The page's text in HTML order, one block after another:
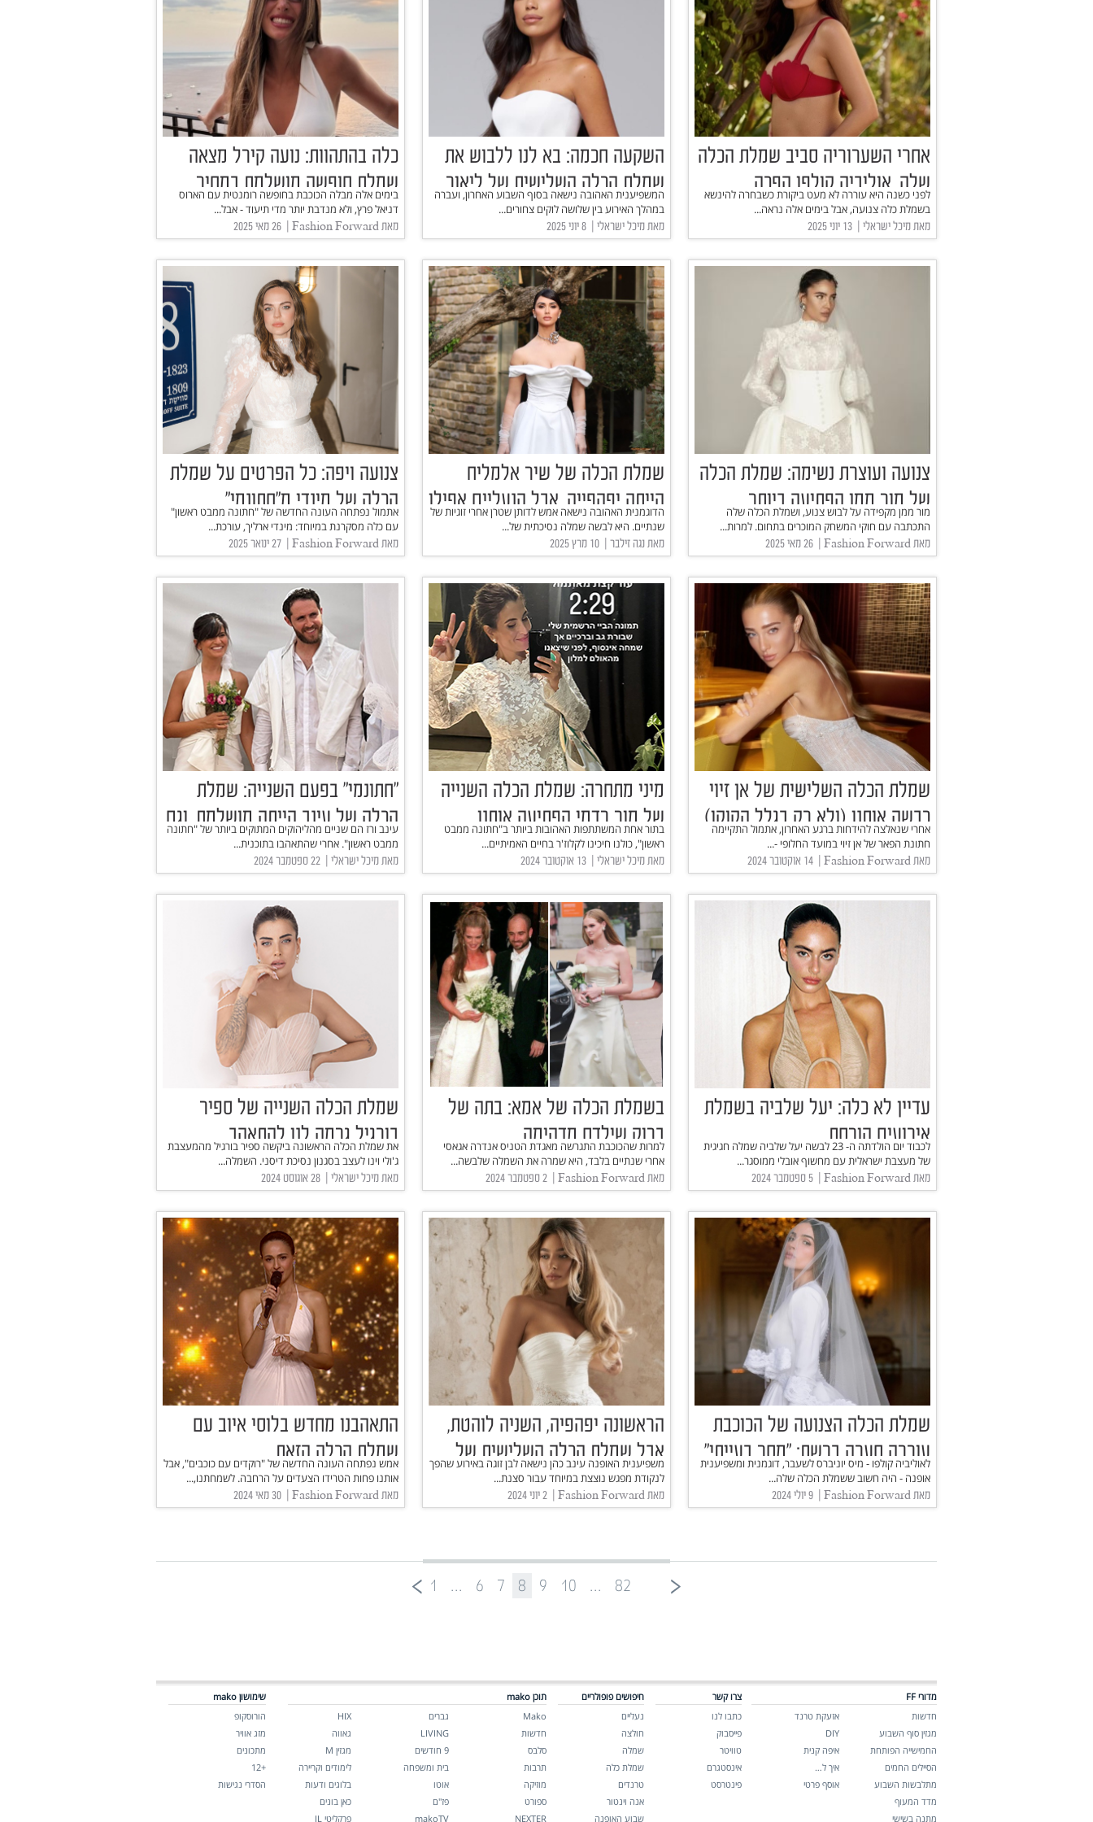
אחרי השערוריה סביב שמלת הכלה
שלה, אוליביה קולפו הפכה
להריונית החמה באינטרנט
לפני כשנה היא עוררה לא מעט ביקורת כשבחרה להינשא
בשמלת כלה צנועה, אבל בימים אלה נראה...
מאת מיכל ישראלי | ‏ 13 יוני 2025
השקעה חכמה: בא לנו ללבוש את
שמלת הכלה השלישית של ליאור
קוקה כל יום בשנה
המשפיענית האהובה נישאה בסוף השבוע האחרון, ועברה
במהלך האירוע בין שלושה לוקים צחורים...
מאת מיכל ישראלי | ‏ 8 יוני 2025
כלה בהתהוות: נועה קירל מצאה
שמלת חופשה מושלמת במחיר
סופר נגיש
בימים אלה מבלה הכוכבת בחופשה רומנטית עם הארוס
דניאל פרץ, ולא מנדבת יותר מדי תיעוד - אבל...
מאת Fashion Forward | ‏ 26 מאי 2025
צנועה ועוצרת נשימה: שמלת הכלה
של מור ממן הפתיעה ביותר
מור ממן מקפידה על לבוש צנוע, ושמלת הכלה שלה
התכתבה עם חוקי המשחק המוכרים בתחום. למרות...
מאת Fashion Forward | ‏ 26 מאי 2025
שמלת הכלה של שיר אלמליח
הייתה יפהפייה, אבל הנעליים אפילו
יותר
הדוגמנית האהובה נישאה אמש לדותן שטרן אחרי זוגיות של
שנתיים. היא לבשה שמלה נסיכתית של...
מאת נגה זילבר | ‏ 10 מרץ 2025
צנועה ויפה: כל הפרטים על שמלת
הכלה של מינדי מ"חתונמי"
אתמול נפתחה העונה החדשה של "חתונה ממבט ראשון"
עם כלה מסקרנת במיוחד: מינדי ארליך, עורכת...
מאת Fashion Forward | ‏ 27 ינואר 2025
שמלת הכלה השלישית של אן זיוי
כבשה אותנו (ולא רק בגלל הקוקו)
אחרי שנאלצה להידחות ברגע האחרון, אתמול התקיימה
חתונת הפאר של אן זיוי במועד החלופי -...
מאת Fashion Forward | ‏ 14 אוקטובר 2024
מיני מתחרה: שמלת הכלה השנייה
של מור רדמי הפתיעה אותנו
בתור אחת המשתתפות האהובות ביותר ב"חתונה ממבט
ראשון", כולנו חיכינו לקלוז'ר בחיים האמיתיים...
מאת מיכל ישראלי | ‏ 13 אוקטובר 2024
"חתונמי" בפעם השנייה: שמלת
הכלה של עינב הייתה מושלמת, וגם
הנעליים
עינב ורז הם שניים מהליהוקים המתוקים ביותר של "חתונה
ממבט ראשון". אחרי שהתאהבו בתוכנית...
מאת מיכל ישראלי | ‏ 22 ספטמבר 2024
עדיין לא כלה: יעל שלביה בשמלת
אירועים הורסתלכבוד יום הולדתה ה- 23 לבשה יעל שלביה שמלה חגיגית
של מעצבת ישראלית עם מחשוף אובלי ממוסגר...
מאת Fashion Forward | ‏ 5 ספטמבר 2024
בשמלת הכלה של אמא: בתה של
ברוק שילדס מדהימה
למרות שהכוכבת התגרשה מאגדת הטניס אנדרה אגאסי
אחרי שנתיים בלבד, היא שמרה את השמלה שלבשה...
מאת Fashion Forward | ‏ 2 ספטמבר 2024
שמלת הכלה השנייה של ספיר
בורגיל גרמה לנו להתאהב
את שמלת הכלה הראשונה ביקשה ספיר בורגיל מהמעצבת
ג'ולי וינו לעצב בסגנון נסיכת דיסני. השמלה...
מאת מיכל ישראלי | ‏ 28 אוגוסט 2024
שמלת הכלה הצנועה של הכוכבת
עוררה סערה ברשת: "מסר בעייתי"
לאוליביה קולפו - מיס יוניברס לשעבר, דוגמנית ומשפיענית
אופנה - היה חשוב ששמלת הכלה שלה...
מאת Fashion Forward | ‏ 9 יולי 2024
הראשונה יפהפיה, השניה לוהטת,
אבל שמלת הכלה השלישית של
עינב כהן כבר ממש מפתיעה
משפיענית האופנה עינב כהן נישאה לבן זוגה באירוע שהפך
לנקודת מפגש נוצצת במיוחד עבור סצנת...
מאת Fashion Forward | ‏ 2 יוני 2024
התאהבנו מחדש בלוסי איוב עם
שמלת הכלה הזאת
אמש נפתחה העונה החדשה של "רוקדים עם כוכבים", אבל
אותנו פחות הטרידו הצעדים על הרחבה. לשמחתנו,...
מאת Fashion Forward | ‏ 30 מאי 2024
1 ... 6 7 8 9 10 ... 82
מדורי FF
חדשות
מגזין סוף השבוע
החמישייה הפותחת
הסיילים החמים
מתלבשות השבוע
מדד המעוף
מתנה בשישי
אזעקת טרנד
DIY
איפה קנית
איך ל…
אוסף פרטי
צרו קשר
כתבו לנו
פייסבוק
טוויטר
אינסטגרם
פינטרסט
חיפושים פופולריים
נעליים
חולצה
שמלה
שמלת כלה
טרנדים
אנה וינטור
שבוע האופנה
תוכן mako
Mako
חדשות
סלבס
תרבות
מוזיקה
ספורט
NEXTER
גברים
LIVING
9 חודשים
בית ומשפחה
אוטו
פז"ם
makoTV
HIX
גאווה
מגזין M
לימודים וקריירה
בלוגים ודעות
כאן בונים
פרקליטי IL
שימושון mako
הורוסקופ
מזג אוויר
מתכונים
+12
הסדרי נגישות